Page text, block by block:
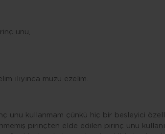
unu,
ılıyınca muzu ezelim.
unu kullanmam çünkü hiç bir besleyici
pirinçten elde edilen pirinç unu